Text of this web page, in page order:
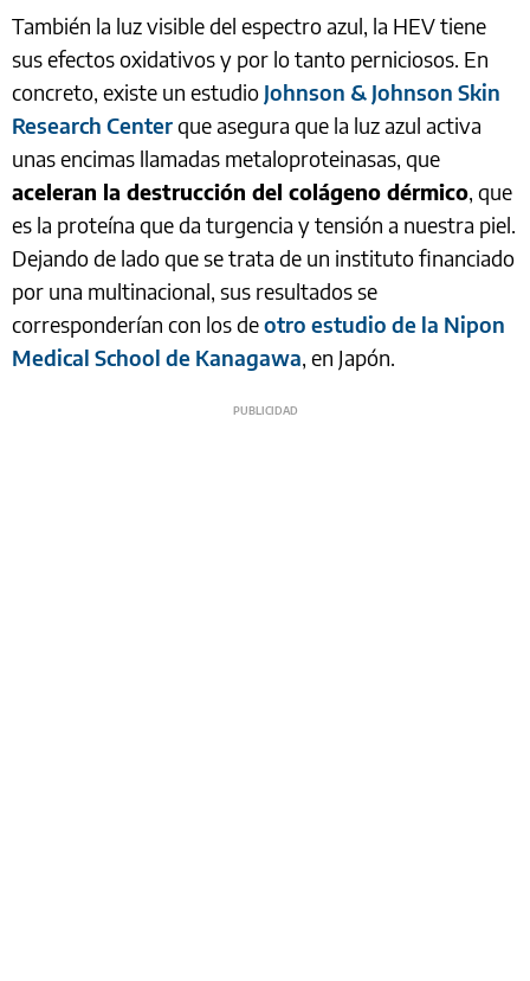
También la luz visible del espectro azul, la HEV tiene
sus efectos oxidativos y por lo tanto perniciosos. En
concreto, existe un estudio Johnson & Johnson Skin
Research Centerque asegura que la luz azul activa
unas encimas llamadas metaloproteinasas, que
aceleran la destrucción del colágeno dérmico, que
es la proteína que da turgencia y tensión a nuestra piel.
Dejando de lado que se trata de un instituto financiado
por una multinacional, sus resultados se
corresponderían con los deotro estudio de la Nipon
Medical School de Kanagawa, en Japón.